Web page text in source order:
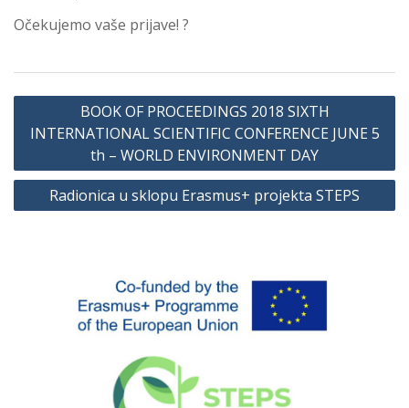
Očekujemo vaše prijave! ?
Navigacija
članaka
BOOK OF PROCEEDINGS 2018 SIXTH
INTERNATIONAL SCIENTIFIC CONFERENCE JUNE 5
th – WORLD ENVIRONMENT DAY
Radionica u sklopu Erasmus+ projekta STEPS